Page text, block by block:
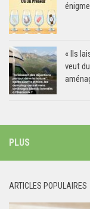
« Ils
veut
PLUS
ARTICLES POPULAIRES